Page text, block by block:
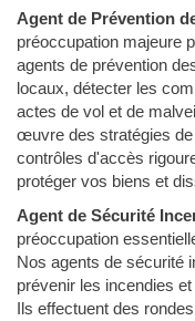
Agent de Prévention
préoccupation majeure
agents de prévention
locaux, détecter les
actes de vol et de
œuvre des stratégies
contrôles d'accès
protéger vos biens et
Agent de Sécurité
préoccupation
Nos agents de sécurité
prévenir les incendies
Ils effectuent des